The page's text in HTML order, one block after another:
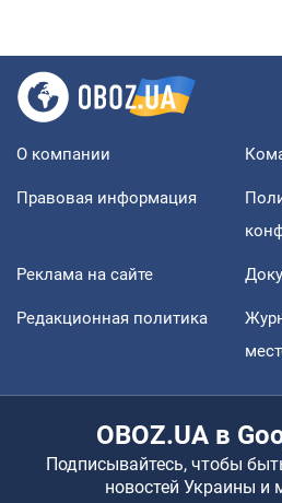
О компании
Правовая информация
Реклама на сайте
Редакционная политика
OBOZ.UA в
Подписывайтесь, чтобы
новостей Украины и